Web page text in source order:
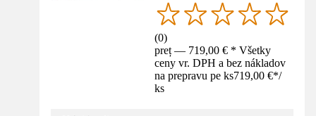
(0)
preț — 719,00 € * Všetky
ceny vr. DPH a bez nákladov
na prepravu pe ks719,00 €*/
ks